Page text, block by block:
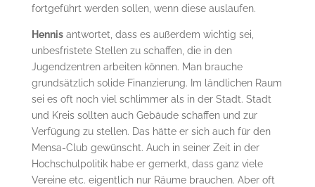
fortgeführt werden sollen, wenn diese auslaufen.
Hennisantwortet, dass es außerdem wichtig sei,
unbesfristete Stellen zu schaffen, die in den
Jugendzentren arbeiten können. Man brauche
grundsätzlich solide Finanzierung. Im ländlichen Raum
sei es oft noch viel schlimmer als in der Stadt. Stadt
und Kreis sollten auch Gebäude schaffen und zur
Verfügung zu stellen. Das hätte er sich auch für den
Mensa-Club gewünscht. Auch in seiner Zeit in der
Hochschulpolitik habe er gemerkt, dass ganz viele
Vereine etc. eigentlich nur Räume brauchen. Aber oft